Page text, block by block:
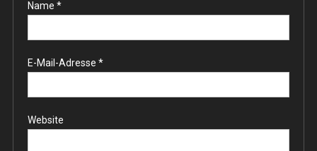
Name *
E-Mail-Adresse *
Website